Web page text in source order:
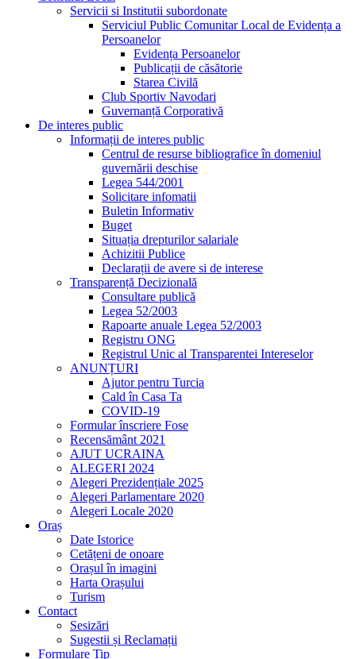
Servicii si Institutii subordonate
Serviciul Public Comunitar Local de Evidența a
Persoanelor
Evidența Persoanelor
Publicații de căsătorie
Starea Civilă
Club Sportiv Navodari
Guvernanță Corporativă
De interes public
Informații de interes public
Centrul de resurse bibliografice în domeniul
guvernării deschise
Legea 544/2001
Solicitare infomatii
Buletin Informativ
Buget
Situația drepturilor salariale
Achizitii Publice
Declarații de avere si de interese
Transparență Decizională
Consultare publică
Legea 52/2003
Rapoarte anuale Legea 52/2003
Registru ONG
Registrul Unic al Transparentei Intereselor
ANUNȚURI
Ajutor pentru Turcia
Cald în Casa Ta
COVID-19
Formular înscriere Fose
Recensământ 2021
AJUT UCRAINA
ALEGERI 2024
Alegeri Prezidențiale 2025
Alegeri Parlamentare 2020
Alegeri Locale 2020
Oraș
Date Istorice
Cetățeni de onoare
Orașul în imagini
Harta Orașului
Turism
Contact
Sesizări
Sugestii și Reclamații
Formulare Tip